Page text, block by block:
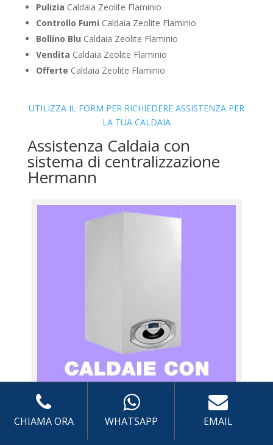
Pulizia Caldaia Zeolite Flaminio
Controllo Fumi Caldaia Zeolite Flaminio
Bollino Blu Caldaia Zeolite Flaminio
Vendita Caldaia Zeolite Flaminio
Offerte Caldaia Zeolite Flaminio
UTILIZZA IL FORM PER RICHIEDERE ASSISTENZA PER
LA TUA CALDAIA
Assistenza Caldaia con
sistema di centralizzazione
Hermann
Caldaie Hermann Flaminio – Assistenza Caldaia con
sistema di centralizzazione a Roma
CHIAMA ORA WHATSAPP EMAIL